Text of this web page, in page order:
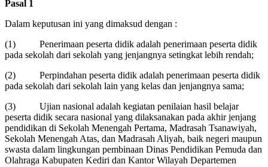
Pasal 1
Dalam keputusan ini yang dimaksud dengan :
(1) Penerimaan peserta didik adalah penerimaan peserta didik
pada sekolah dari sekolah yang jenjangnya setingkat lebih rendah;
(2) Perpindahan peserta didik adalah penerimaan peserta didik
pada sekolah dari sekolah lain yang kelas dan jenjangnya sama;
(3) Ujian nasional adalah kegiatan penilaian hasil belajar
peserta didik secara nasional yang dilaksanakan pada akhir jenjang
pendidikan di Sekolah Menengah Pertama, Madrasah Tsanawiyah,
Sekolah Menengah Atas, dan Madrasah Aliyah, baik negeri maupun
swasta dalam lingkungan pembinaan Dinas Pendidikan Pemuda dan
Olahraga Kabupaten Kediri dan Kantor Wilayah Departemen